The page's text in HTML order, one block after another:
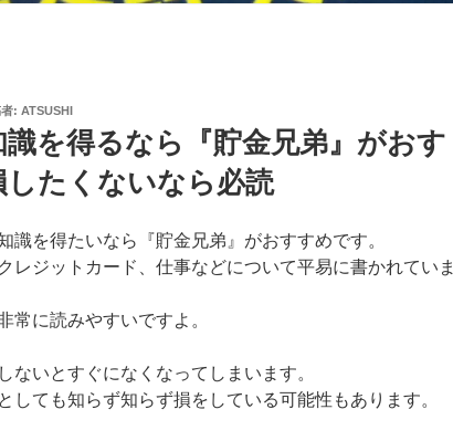
: ATSUSHI
識を得るなら『貯金兄弟』がおす
したくないなら必読
識を得たいなら『貯金兄弟』がおすすめです。
レジットカード、仕事などについて平易に書かれていま
常に読みやすいですよ。
ないとすぐになくなってしまいます。
しても知らず知らず損をしている可能性もあります。